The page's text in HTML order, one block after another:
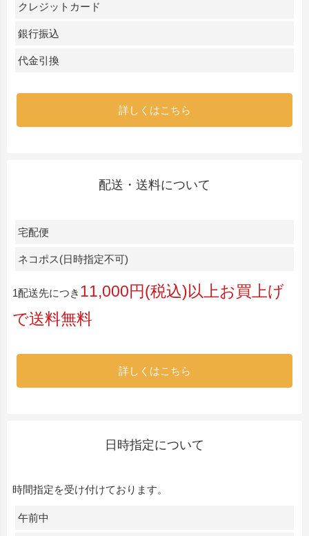
クレジットカード
銀行振込
代金引換
詳しくはこちら
配送・送料について
宅配便
ネコポス(日時指定不可)
1配送先につき 11,000円(税込)以上お買上げ
で送料無料
詳しくはこちら
日時指定について
時間指定を受け付けております。
午前中